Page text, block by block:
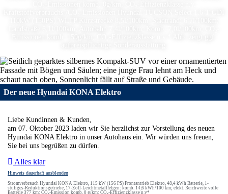
Der neue Hyundai KONA Elektro
Liebe Kundinnen & Kunden,
am 07. Oktober 2023 laden wir Sie herzlichst zur Vorstellung des neuen
Hyundai KONA Elektro in unser Autohaus ein. Wir würden uns freuen,
Sie bei uns begrüßen zu dürfen.
Alles klar
Hinweis dauerhaft ausblenden
Stromverbrauch Hyundai KONA Elektro, 115 kW (156 PS) Frontantrieb Elektro, 48,4 kWh Batterie, 1-
stufiges-Reduktionsgetriebe, 17-Zoll-Leichtmetallfelgen: komb. 14,6 kWh/100 km; elekt. Reichweite volle
Batterie 377 km; CO₂-Emission komb. 0 g/km; CO₂-Effizienzklasse n.v*